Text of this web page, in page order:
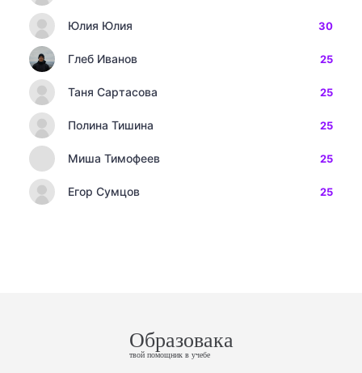
Юлия Юлия 30
Глеб Иванов 25
Таня Сартасова 25
Полина Тишина 25
Миша Тимофеев 25
Егор Сумцов 25
Образовака
твой помощник в учебе